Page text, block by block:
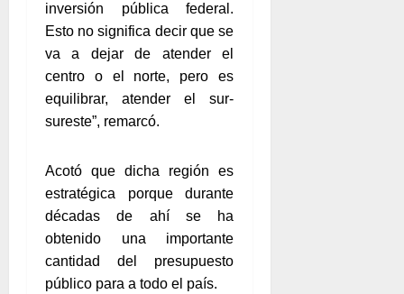
inversión pública federal.
Esto no significa decir que se
va a dejar de atender el
centro o el norte, pero es
equilibrar, atender el sur-
sureste”, remarcó.
Acotó que dicha región es
estratégica porque durante
décadas de ahí se ha
obtenido una importante
cantidad del presupuesto
público para a todo el país.